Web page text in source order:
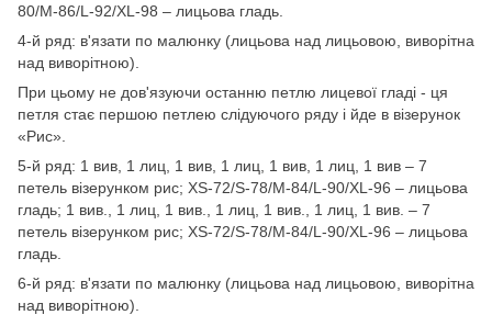
80/M-86/L-92/XL-98 – лицьова гладь.
4-й ряд: в'язати по малюнку (лицьова над лицьовою, виворітна
над виворітною).
При цьому не дов'язуючи останню петлю лицевої гладі - ця
петля стає першою петлею слідуючого ряду і йде в візерунок
«Рис».
5-й ряд: 1 вив, 1 лиц, 1 вив, 1 лиц, 1 вив, 1 лиц, 1 вив – 7
петель візерунком рис; XS-72/S-78/M-84/L-90/XL-96 – лицьова
гладь; 1 вив., 1 лиц, 1 вив., 1 лиц, 1 вив., 1 лиц, 1 вив. – 7
петель візерунком рис; XS-72/S-78/M-84/L-90/XL-96 – лицьова
гладь.
6-й ряд: в'язати по малюнку (лицьова над лицьовою, виворітна
над виворітною).